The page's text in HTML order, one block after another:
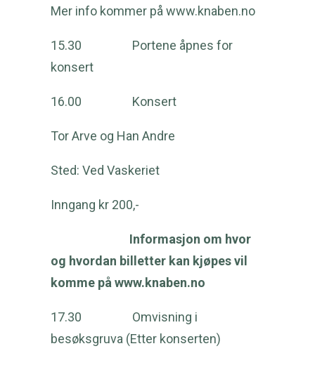
Mer info kommer på www.knaben.no
15.30 Portene åpnes for
konsert
16.00 Konsert
Tor Arve og Han Andre
Sted: Ved Vaskeriet
Inngang kr 200,-
Informasjon om hvor
og hvordan billetter kan kjøpes vil
komme på www.knaben.no
17.30 Omvisning i
besøksgruva (Etter konserten)